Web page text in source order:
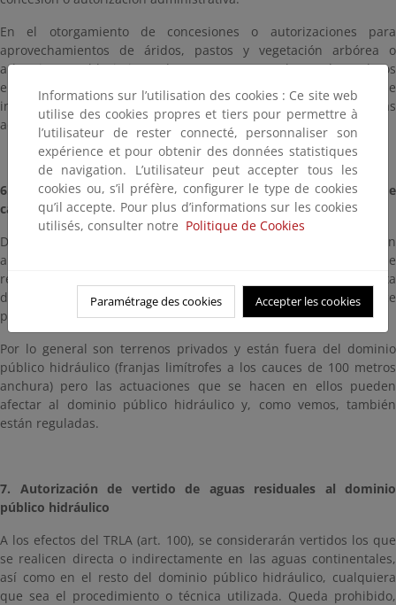
En el otorgamiento de concesiones o autorizaciones para
aprovechamientos de áridos, pastos y vegetación arbórea o
arbustiva, establecimiento de puentes o pasarelas, embarcaderos
e instalaciones para baños públicos, se considerará la posible
incidencia ecológica desfavorable, debiendo exigirse las
adecuadas garantías para la restitución del medio.
6. Autorización para realización de obras en la zona de policía de
cauces
De acuerdo con el artículo 78 del RDPH también requerirán
autorización administrativa ciertas obras y actuaciones que se
realicen en las zonas de protección del dominio público, se trata
de las zonas limítrofes con el mismo que el TRLA (art. 6) establece
para su protección.
Por lo general son terrenos privados y están fuera del dominio
público hidráulico (franjas limítrofes a los cauces de 100 metros
anchura) pero las actuaciones que se hacen en ellos pueden
afectar al dominio público hidráulico y, como vemos, también
están reguladas.
7. Autorización de vertido de aguas residuales al dominio
público hidráulico
A los efectos del TRLA (art. 100), se considerarán vertidos los que
se realicen directa o indirectamente en las aguas continentales,
así como en el resto del dominio público hidráulico, cualquiera
que sea el procedimiento o técnica utilizada. Queda prohibido,
Informations sur l’utilisation des cookies : Ce site web
utilise des cookies propres et tiers pour permettre à
l’utilisateur de rester connecté, personnaliser son
expérience et pour obtenir des données statistiques
de navigation. L’utilisateur peut accepter tous les
cookies ou, s’il préfère, configurer le type de cookies
qu’il accepte. Pour plus d’informations sur les cookies
utilisés, consulter notre Politique de Cookies
Paramétrage des cookies Accepter les cookies